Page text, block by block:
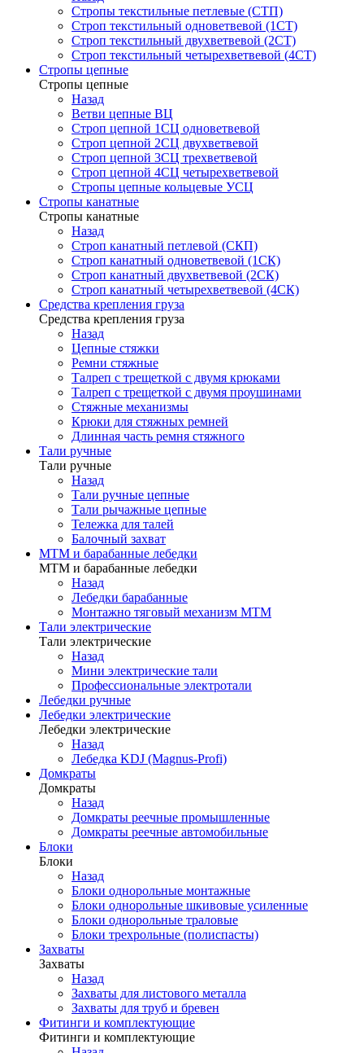
Стропы текстильные петлевые (СТП)
Строп текстильный одноветвевой (1СТ)
Строп текстильный двухветвевой (2СТ)
Строп текстильный четырехветвевой (4СТ)
Стропы цепные
Стропы цепные
Назад
Ветви цепные ВЦ
Строп цепной 1СЦ одноветвевой
Строп цепной 2СЦ двухветвевой
Строп цепной 3СЦ трехветвевой
Строп цепной 4СЦ четырехветвевой
Стропы цепные кольцевые УСЦ
Стропы канатные
Стропы канатные
Назад
Строп канатный петлевой (СКП)
Строп канатный одноветвевой (1СК)
Строп канатный двухветвевой (2СК)
Строп канатный четырехветвевой (4СК)
Средства крепления груза
Средства крепления груза
Назад
Цепные стяжки
Ремни стяжные
Талреп с трещеткой с двумя крюками
Талреп с трещеткой с двумя проушинами
Стяжные механизмы
Крюки для стяжных ремней
Длинная часть ремня стяжного
Тали ручные
Тали ручные
Назад
Тали ручные цепные
Тали рычажные цепные
Тележка для талей
Балочный захват
МТМ и барабанные лебедки
МТМ и барабанные лебедки
Назад
Лебедки барабанные
Монтажно тяговый механизм МТМ
Тали электрические
Тали электрические
Назад
Мини электрические тали
Профессиональные электротали
Лебедки ручные
Лебедки электрические
Лебедки электрические
Назад
Лебедка KDJ (Magnus-Profi)
Домкраты
Домкраты
Назад
Домкраты реечные промышленные
Домкраты реечные автомобильные
Блоки
Блоки
Назад
Блоки однорольные монтажные
Блоки однорольные шкивовые усиленные
Блоки однорольные траловые
Блоки трехрольные (полиспасты)
Захваты
Захваты
Назад
Захваты для листового металла
Захваты для труб и бревен
Фитинги и комплектующие
Фитинги и комплектующие